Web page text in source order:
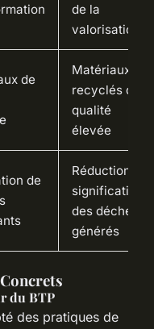
de la
valorisation
de
Matériaux
recyclés de
qualité
élevée
de
Réduction
significative
des déchets
générés
du BTP
des pratiques de